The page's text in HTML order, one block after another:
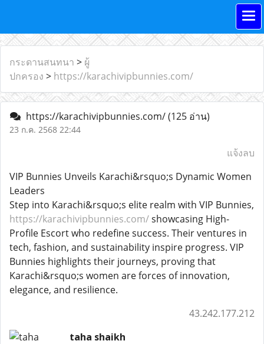
กระดานสนทนา > ผู้
ปกครอง > https://karachivipbunnies.com/
https://karachivipbunnies.com/(125 อ่าน)
23 ก.ค. 2568 22:44
แจ้งลบ
VIP Bunnies Unveils Karachi&rsquo;s Dynamic Women
Leaders
Step into Karachi&rsquo;s elite realm with VIP Bunnies,
https://karachivipbunnies.com/showcasing High-
Profile Escort who redefine success. Their ventures in
tech, fashion, and sustainability inspire progress. VIP
Bunnies highlights their journeys, proving that
Karachi&rsquo;s women are forces of innovation,
elegance, and resilience.
43.242.177.212
taha shaikh